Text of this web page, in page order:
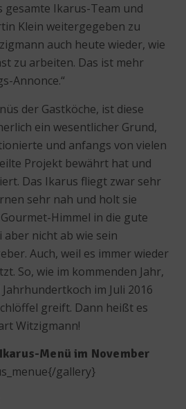
gesamte Ikarus-Team und
Klein weitergegeben zu
auch heute wieder, wie
zu arbeiten. Das ist mehr
Annonce.“
der Gastköche, ist diese
ein wesentlicher Grund,
und anfangs von vielen
Projekt bewährt hat und
Das Ikarus fliegt zwar sehr
sehr nah und holt sie
Himmel in die gute
aber nicht ab wie sein
Auch, weil es immer wieder
So, wie im kommenden Jahr,
im Juli 2016
greift. Dann heißt es
Witzigmann!
Menü im November
gallery}